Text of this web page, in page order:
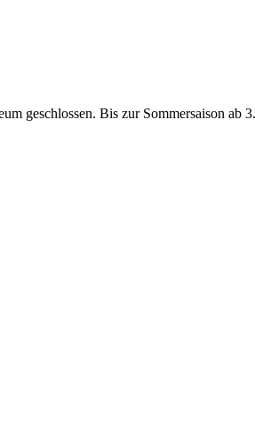
geschlossen. Bis zur Sommersaison